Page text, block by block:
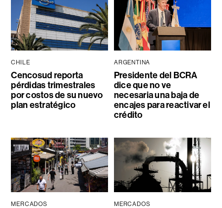
CHILE
Cencosud reporta
pérdidas trimestrales
por costos de su nuevo
plan estratégico
ARGENTINA
Presidente del BCRA
dice que no ve
necesaria una baja de
encajes para reactivar el
crédito
MERCADOS MERCADOS